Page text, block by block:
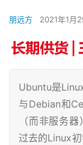
朋远方 2021年1月
Ubuntu是
与Debian和
（而非服务
过去的Linux